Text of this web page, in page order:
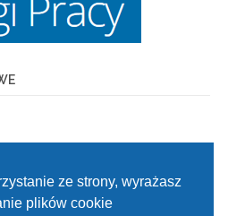
ze strony, wyrażasz
plików cookie